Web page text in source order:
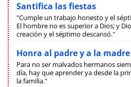
Santifica las fiestas
"Cumple un trabajo honesto y el
El hombre no es superior a Dios; y
creación y el séptimo descansó."
Honra al padre y a la madre
Para no ser malvados hermanos
día, hay que aprender ya desde la
la familia."